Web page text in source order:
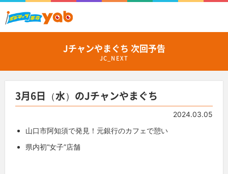
Jチャンやまぐち 次回予告
JC_NEXT
3月6日（水）のJチャンやまぐち
2024.03.05
山口市阿知須で発見！元銀行のカフェで憩い
県内初“女子”店舗